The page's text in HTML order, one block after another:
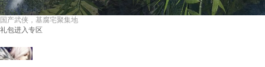
国产武侠，基腐宅聚集地
礼包进入专区